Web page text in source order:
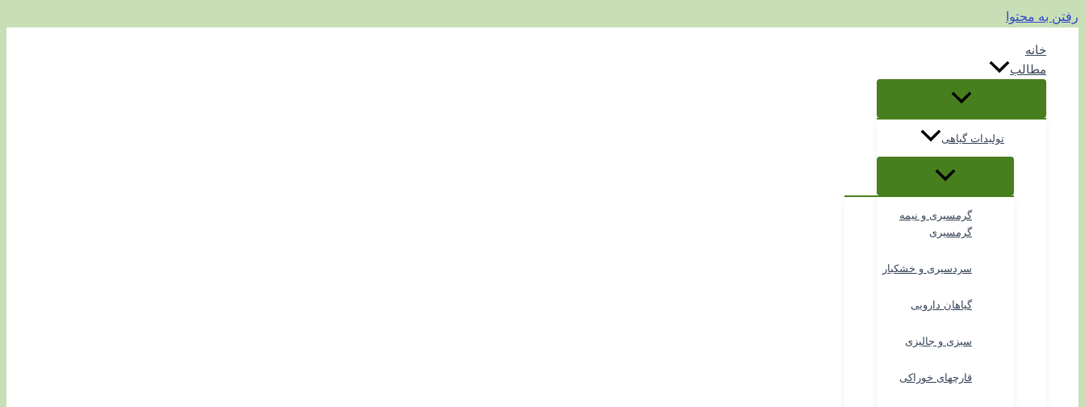
رفتن به محتوا
خانه
مطالب
تولیدات گیاهی
گرمسیری و نیمه
گرمسیری
سردسیری و خشکبار
گیاهان دارویی
سبزی و جالیزی
قارچهای خوراکی